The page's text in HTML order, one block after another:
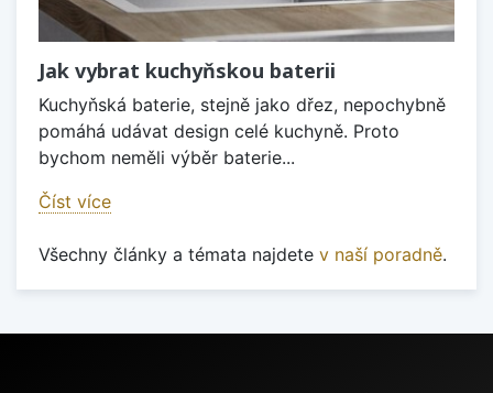
Jak vybrat kuchyňskou baterii
Kuchyňská baterie, stejně jako dřez, nepochybně
pomáhá udávat design celé kuchyně. Proto
bychom neměli výběr baterie...
Číst více
Všechny články a témata najdete v naší poradně.